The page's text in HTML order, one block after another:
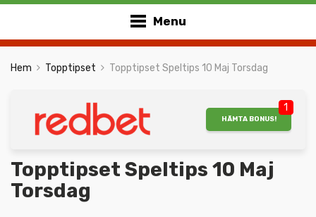
Menu
Hem Topptipset Topptipset Speltips 10 Maj Torsdag
1
HÄMTA BONUS!
Topptipset Speltips 10 Maj
Torsdag